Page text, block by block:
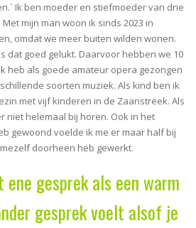
Ik ben moeder en stiefmoeder van drie
mijn man woon ik sinds 2023 in
omdat we meer buiten wilden wonen.
dat goed gelukt. Daarvoor hebben we 10
heb als goede amateur opera gezongen
soorten muziek. Als kind ben ik
met vijf kinderen in de Zaanstreek. Als
niet helemaal bij horen. Ook in het
gewoond voelde ik me er maar half bij
doorheen heb gewerkt.
gesprek als een warm
gesprek voelt alsof je